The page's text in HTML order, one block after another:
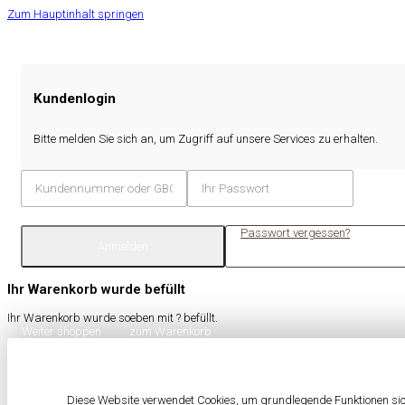
Zum Hauptinhalt springen
Kundenlogin
Bitte melden Sie sich an, um Zugriff auf unsere Services zu erhalten.
Passwort vergessen?
Ihr Warenkorb wurde befüllt
Ihr Warenkorb wurde soeben mit ? befüllt.
Weiter shoppen
zum Warenkorb
Diese Website verwendet Cookies, um grundlegende Funktionen